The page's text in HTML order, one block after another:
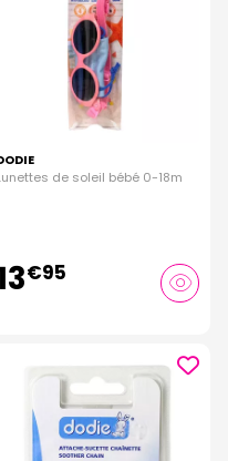
de soleil bébé 0-18m
€95